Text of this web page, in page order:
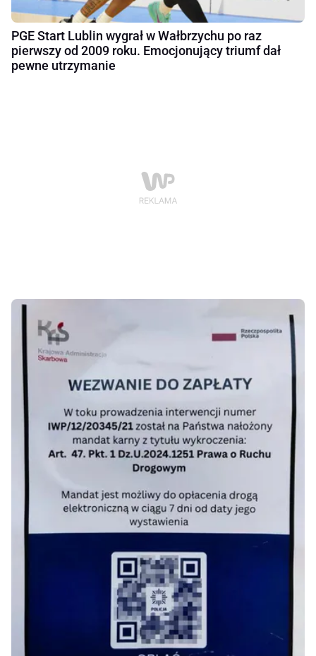
PGE Start Lublin wygrał w Wałbrzychu po raz
pierwszy od 2009 roku. Emocjonujący triumf dał
pewne utrzymanie